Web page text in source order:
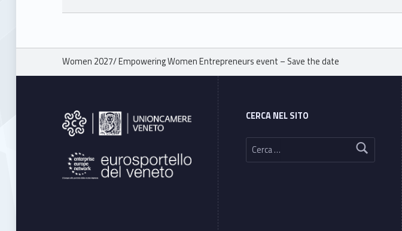
Skip back to main navigation
Breadcrumbs navigation
Women 2027/ Empowering Women Entrepreneurs event – Save the date
Footer sidebar
CERCA NEL SITO
Ricerca per: